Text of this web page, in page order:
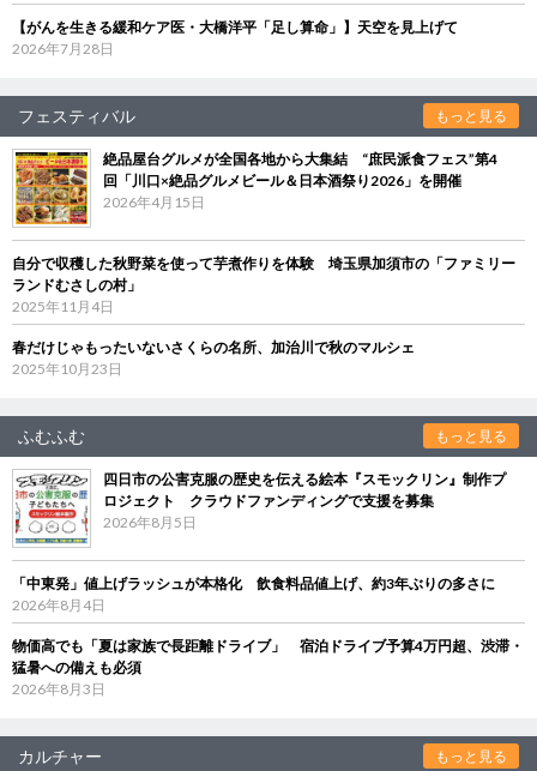
【がんを生きる緩和ケア医・大橋洋平「足し算命」】天空を見上げて
2026年7月28日
フェスティバル もっと見る
絶品屋台グルメが全国各地から大集結 “庶民派食フェス”第4
回「川口×絶品グルメビール＆日本酒祭り2026」を開催
2026年4月15日
自分で収穫した秋野菜を使って芋煮作りを体験 埼玉県加須市の「ファミリー
ランドむさしの村」
2025年11月4日
春だけじゃもったいないさくらの名所、加治川で秋のマルシェ
2025年10月23日
ふむふむ もっと見る
四日市の公害克服の歴史を伝える絵本『スモックリン』制作プ
ロジェクト クラウドファンディングで支援を募集
2026年8月5日
「中東発」値上げラッシュが本格化 飲食料品値上げ、約3年ぶりの多さに
2026年8月4日
物価高でも「夏は家族で長距離ドライブ」 宿泊ドライブ予算4万円超、渋滞・
猛暑への備えも必須
2026年8月3日
カルチャー もっと見る